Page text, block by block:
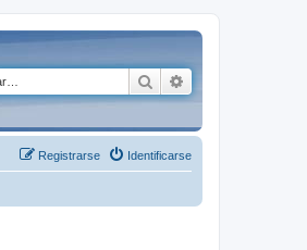
Buscar
Identificarse
Registrarse